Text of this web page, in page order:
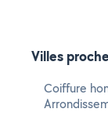
Villes
Coiffure